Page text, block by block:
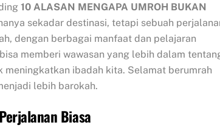
10 ALASAN MENGAPA UMROH BUKAN
sekadar destinasi, tetapi sebuah
dengan berbagai manfaat dan pelajaran
memberi wawasan yang lebih dalam
meningkatkan ibadah kita. Selamat berumrah
lebih barokah.
Biasa